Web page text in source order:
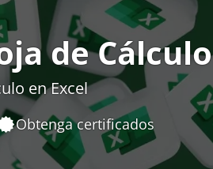
de Cálculo
en Excel
Obtenga certificados